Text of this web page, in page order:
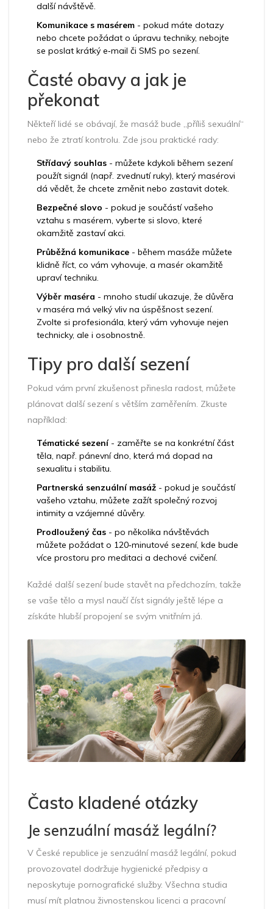
další návštěvě.
Komunikace s masérem - pokud máte dotazy
nebo chcete požádat o úpravu techniky, nebojte
se poslat krátký e‑mail či SMS po sezení.
Časté obavy a jak je
překonat
Někteří lidé se obávají, že masáž bude „příliš sexuální“
nebo že ztratí kontrolu. Zde jsou praktické rady:
Střídavý souhlas - můžete kdykoli během sezení
použít signál (např. zvednutí ruky), který masérovi
dá vědět, že chcete změnit nebo zastavit dotek.
Bezpečné slovo - pokud je součástí vašeho
vztahu s masérem, vyberte si slovo, které
okamžitě zastaví akci.
Průběžná komunikace - během masáže můžete
klidně říct, co vám vyhovuje, a masér okamžitě
upraví techniku.
Výběr maséra - mnoho studií ukazuje, že důvěra
v maséra má velký vliv na úspěšnost sezení.
Zvolte si profesionála, který vám vyhovuje nejen
technicky, ale i osobnostně.
Tipy pro další sezení
Pokud vám první zkušenost přinesla radost, můžete
plánovat další sezení s větším zaměřením. Zkuste
například:
Tématické sezení- zaměřte se na konkrétní část
těla, např. pánevní dno, která má dopad na
sexualitu i stabilitu.
Partnerská senzuální masáž - pokud je součástí
vašeho vztahu, můžete zažít společný rozvoj
intimity a vzájemné důvěry.
Prodloužený čas - po několika návštěvách
můžete požádat o 120‑minutové sezení, kde bude
více prostoru pro meditaci a dechové cvičení.
Každé další sezení bude stavět na předchozím, takže
se vaše tělo a mysl naučí číst signály ještě lépe a
získáte hlubší propojení se svým vnitřním já.
Často kladené otázky
Je senzuální masáž legální?
V České republice je senzuální masáž legální, pokud
provozovatel dodržuje hygienické předpisy a
neposkytuje pornografické služby. Všechna studia
musí mít platnou živnostenskou licenci a pracovní